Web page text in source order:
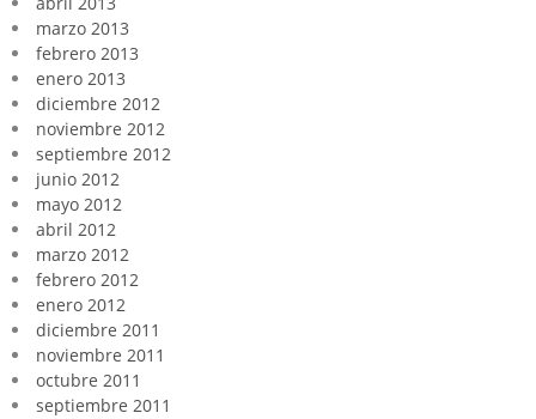
marzo 2013
febrero 2013
enero 2013
diciembre 2012
noviembre 2012
septiembre 2012
junio 2012
mayo 2012
abril 2012
marzo 2012
febrero 2012
enero 2012
diciembre 2011
noviembre 2011
octubre 2011
septiembre 2011